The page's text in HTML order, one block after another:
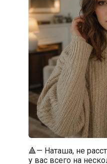
🔺— Наташа, не
у вас всего на